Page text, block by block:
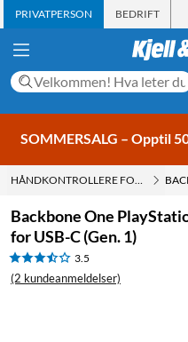
PRIVATPERSON BEDRIFT
SOMMERSALG – Opptil
HÅNDKONTROLLERE FOR
Backbone One
for USB-C (Gen. 1)
3.5
(2 kundeanmeldelser)